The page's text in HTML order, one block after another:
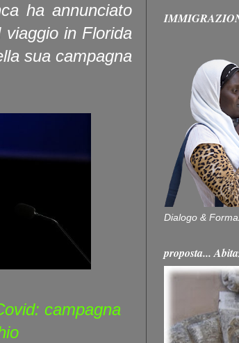
ha annunciato
in Florida
sua campagna
campagna
Dialogo &
proposta...